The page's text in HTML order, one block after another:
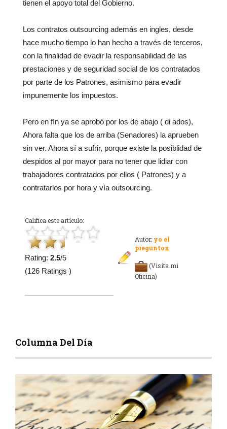
tienen el apoyo total del Gobierno.
Los contratos outsourcing además en ingles, desde
hace mucho tiempo lo han hecho a través de terceros,
con la finalidad de evadir la responsabilidad de las
prestaciones y de seguridad social de los contratados
por parte de los Patrones, asimismo para evadir
impunemente los impuestos.
Pero en fín ya se aprobó por los de abajo ( di ados),
Ahora falta que los de arriba (Senadores) la aprueben
sin ver. Ahora sí a sufrir, porque existe la posiblidad de
despidos al por mayor para no tener que lidiar con
trabajadores contratados por ellos ( Patrones) y a
contratarlos por hora y vía outsourcing.
Califica este artículo:
Rating: 2.5/5
(126 Ratings )
Autor: yo el
pregunton
(Visita mi
Oficina)
Columna Del Día